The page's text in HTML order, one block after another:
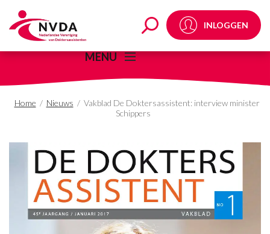
Vakblad De INLOGGEN
MENU
Home / Nieuws / Vakblad De Doktersassistent: interview minister
Schippers